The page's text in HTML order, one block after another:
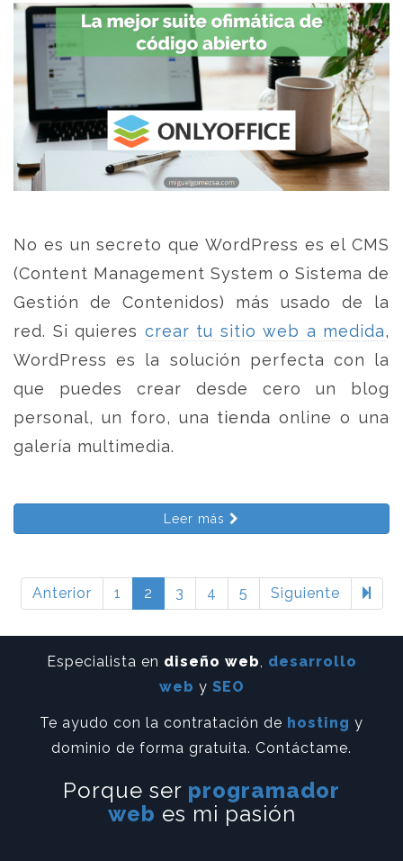
No es un secreto que WordPress es el CMS
(Content Management System o Sistema de
Gestión de Contenidos) más usado de la
red. Si quieres crear tu sitio web a medida,
WordPress es la solución perfecta con la
que puedes crear desde cero un blog
personal, un foro, una tienda online o una
galería multimedia.
Leer más
Anterior 1 2 3 4 5 Siguiente
Especialista en diseño web
desarrollo
web y SEO
Te ayudo con la contratación de hosting y
dominio de forma gratuita. Contáctame.
Porque ser programador
web es mi pasión